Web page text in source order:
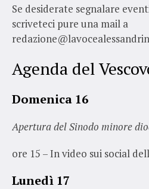
Se desiderate segnalare
scriveteci pure una mail a
Agenda del
Domenica 16
Apertura del Sinodo minore
ore 15 – In video sui social
Lunedì 17